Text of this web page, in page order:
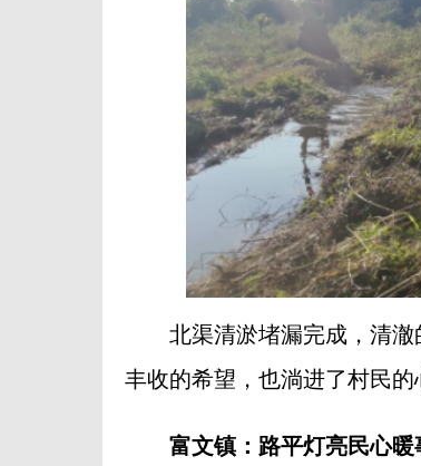
北渠清淤堵漏完成，清澈
丰收的希望，也淌进了村民的
富文镇：路平灯亮民心暖